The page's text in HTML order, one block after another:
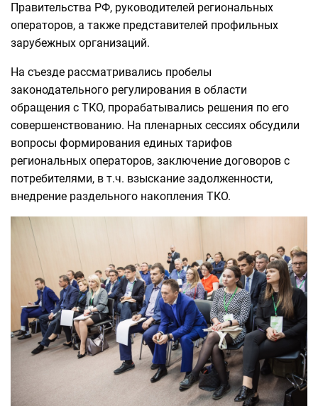
Правительства РФ, руководителей региональных
операторов, а также представителей профильных
зарубежных организаций.
На съезде рассматривались пробелы
законодательного регулирования в области
обращения с ТКО, прорабатывались решения по его
совершенствованию. На пленарных сессиях обсудили
вопросы формирования единых тарифов
региональных операторов, заключение договоров с
потребителями, в т.ч. взыскание задолженности,
внедрение раздельного накопления ТКО.